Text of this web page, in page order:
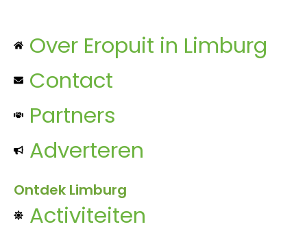
Over Eropuit in Limburg
Contact
Partners
Adverteren
Ontdek Limburg
Activiteiten